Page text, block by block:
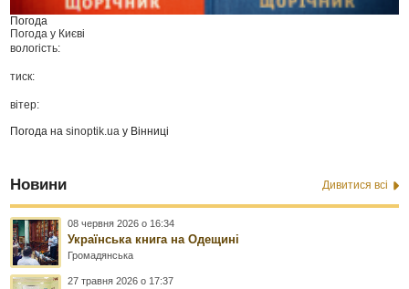
Погода
Погода у Києві
вологість:
тиск:
вітер:
Погода наsinoptik.ua у Вінниці
Новини Дивитися всі
08 червня 2026 о 16:34
Українська книга на Одещині
Громадянська
27 травня 2026 о 17:37